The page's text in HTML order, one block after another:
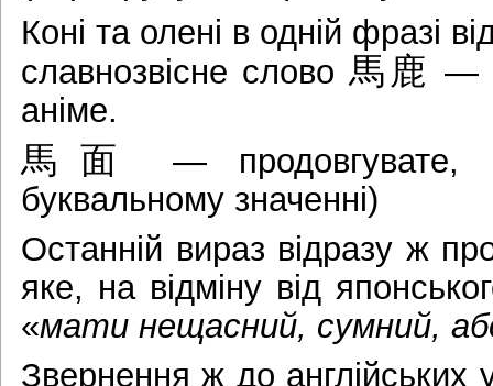
Коні та олені в одній фразі
славнозвісне слово 馬鹿 —
аніме.
馬面
— продовгувате,
буквальному значенні)
Останній вираз відразу ж
яке, на відміну від
«мати нещасний, сумний,
Звернення ж до англійських